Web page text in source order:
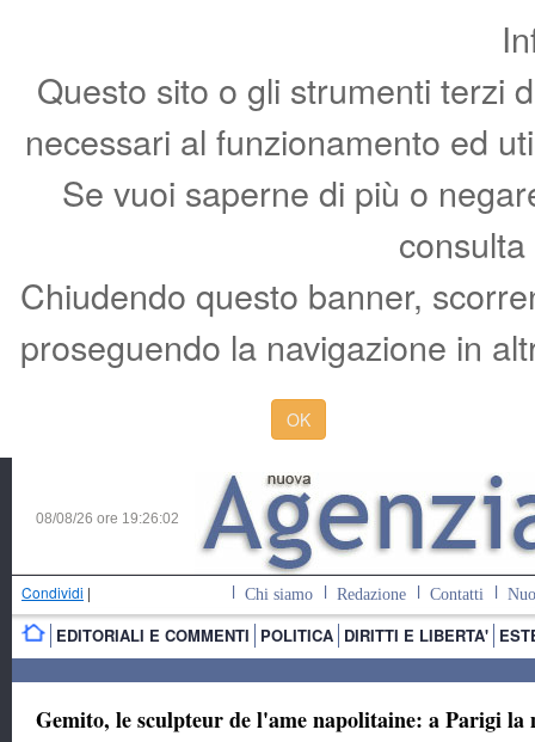
Questo sito o gli strumenti terzi
necessari al funzionamento ed
Se vuoi saperne di più o
Chiudendo questo banner,
proseguendo la navigazione in
OK
08/08/26 ore 19:26:03
Condividi | Chi siamo Redazione Contatti
EDITORIALI E COMMENTI POLITICA DIRITTI E LIBERTA'
Gemito, le sculpteur de l'ame napolitaine: a Parigi la